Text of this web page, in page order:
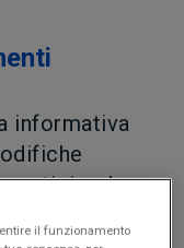
informativa
anticipo le
il funzionamento